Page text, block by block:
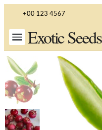
+00 123 4567
Exotic Seeds